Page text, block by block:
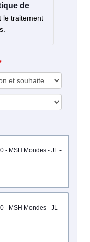
de
le traitement